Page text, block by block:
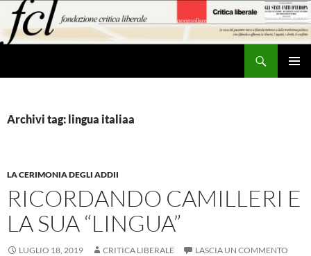
contenuto
Archivi tag: lingua italiaa
LA CERIMONIA DEGLI ADDII
RICORDANDO CAMILLERI E
LA SUA “LINGUA”
LUGLIO 18, 2019 CRITICA LIBERALE LASCIA UN COMMENTO